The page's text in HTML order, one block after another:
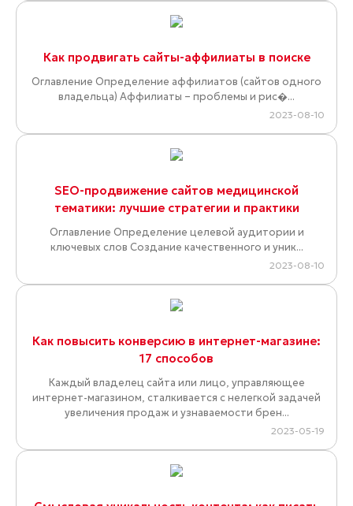
Как продвигать сайты-аффилиаты в поиске
Оглавление Определение аффилиатов (сайтов одного
владельца) Аффилиаты – проблемы и рис�...
2023-08-10
SEO-продвижение сайтов медицинской
тематики: лучшие стратегии и практики
Оглавление Определение целевой аудитории и
ключевых слов Создание качественного и уник...
2023-08-10
Как повысить конверсию в интернет-магазине:
17 способов
Каждый владелец сайта или лицо, управляющее
интернет-магазином, сталкивается с нелегкой задачей
увеличения продаж и узнаваемости брен...
2023-05-19